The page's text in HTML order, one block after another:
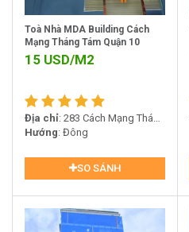
Toà Nhà MDA Building Cách
Mạng Tháng Tám Quận 10
15 USD/M2
Địa chỉ: 283 Cách Mạng Tháng
8, Quận 10
Hướng : Đông
SO SÁNH